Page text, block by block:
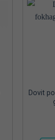
Dovit